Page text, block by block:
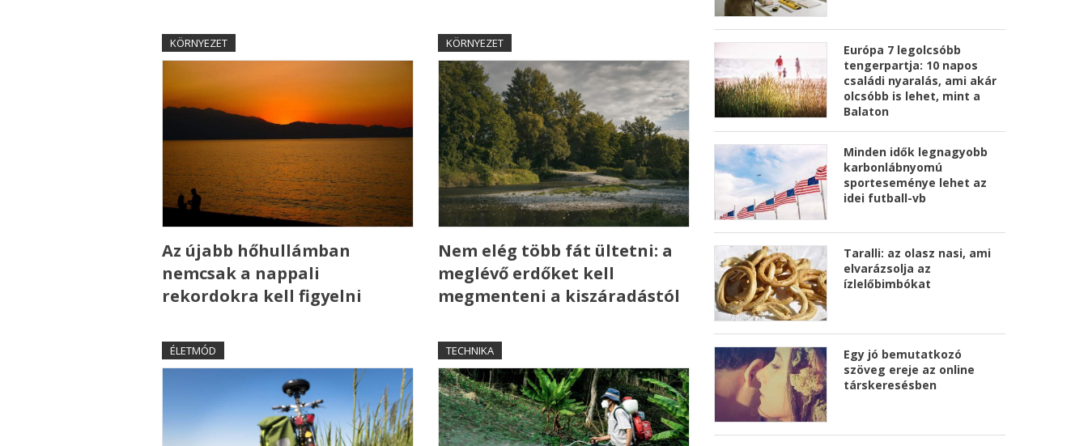
KÖRNYEZET
Az újabb hőhullámban
nemcsak a nappali
rekordokra kell figyelni
KÖRNYEZET
Nem elég több fát ültetni: a
meglévő erdőket kell
megmenteni a kiszáradástól
ÉLETMÓD TECHNIKA
Európa 7 legolcsóbb
tengerpartja: 10 napos
családi nyaralás, ami akár
olcsóbb is lehet, mint a
Balaton
Minden idők legnagyobb
karbonlábnyomú
sporteseménye lehet az
idei futball-vb
Taralli: az olasz nasi, ami
elvarázsolja az
ízlelőbimbókat
Egy jó bemutatkozó
szöveg ereje az online
társkeresésben